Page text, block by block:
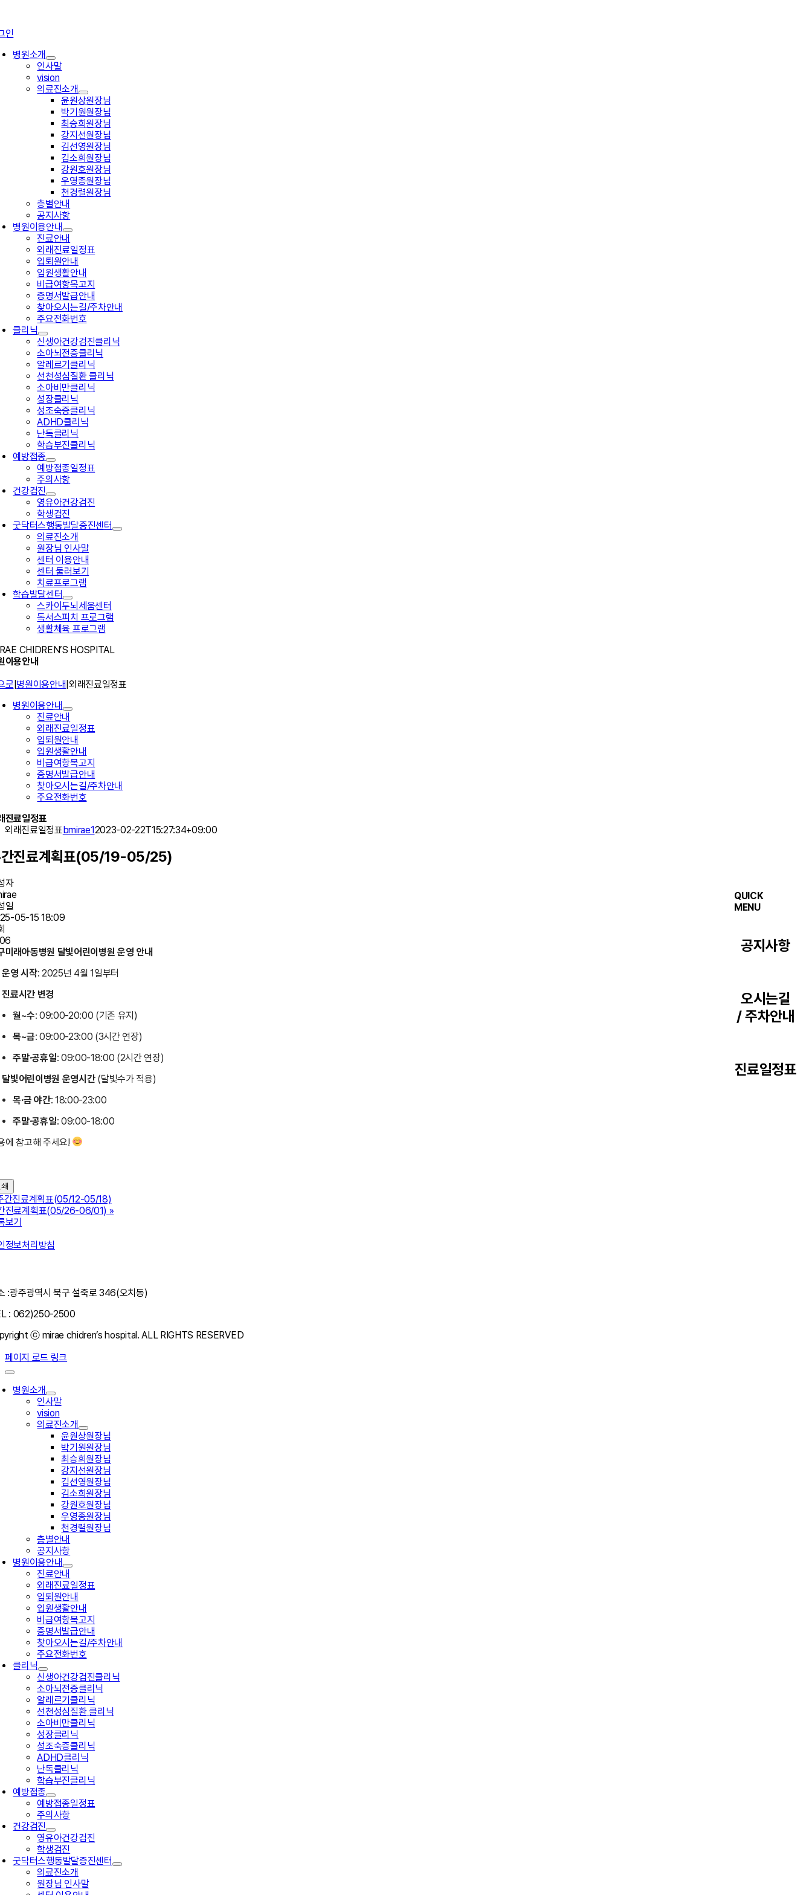
츠
건
인
병원소개
인사말
vision
의료진소개
윤원상원장님
박기원원장님
최승희원장님
강지선원장님
김선영원장님
김소희원장님
강원호원장님
우영종원장님
천경렬원장님
층별안내
공지사항
병원이용안내
진료안내
외래진료일정표
입퇴원안내
입원생활안내
비급여항목고지
증명서발급안내
찾아오시는길/주차안내
주요전화번호
클리닉
신생아건강검진클리닉
소아뇌전증클리닉
알레르기클리닉
선천성심질환 클리닉
소아비만클리닉
성장클리닉
성조숙증클리닉
ADHD클리닉
난독클리닉
학습부진클리닉
예방접종
예방접종일정표
주의사항
건강검진
영유아건강검진
학생검진
굿닥터스행동발달증진센터
의료진소개
원장님 인사말
센터 이용안내
센터 둘러보기
치료프로그램
학습발달센터
스카이두뇌세움센터
독서스피치 프로그램
생활체육 프로그램
QUICK
MENU
공지사항
오시는길
/ 주차안내
진료일정표
CHIDREN’S HOSPITAL
이용안내
로 병원이용안내 외래진료일정표
병원이용안내
진료안내
외래진료일정표
입퇴원안내
입원생활안내
비급여항목고지
증명서발급안내
찾아오시는길/주차안내
주요전화번호
진료일정표
외래진료일정표bmirae12023-02-22T15:27:34+09:00
진료계획표(05/19-05/25)
자
일
05-15 18:09
미래아동병원 달빛어린이병원 운영 안내
운영 시작: 2025년 4월 1일부터
진료시간 변경
월~수: 09:00-20:00 (기존 유지)
목~금: 09:00-23:00 (3시간 연장)
주말·공휴일: 09:00-18:00 (2시간 연장)
달빛어린이병원 운영시간(달빛수가 적용)
목·금 야간: 18:00-23:00
주말·공휴일: 09:00-18:00
에 참고해 주세요!
간진료계획표(05/12-05/18)
진료계획표(05/26-06/01) »
보기
정보처리방침
:광주광역시 북구 설죽로 346(오치동)
: 062)250-2500
ⓒ mirae chidren’s hospital. ALL RIGHTS RESERVED
페이지 로드 링크
병원소개
인사말
vision
의료진소개
윤원상원장님
박기원원장님
최승희원장님
강지선원장님
김선영원장님
김소희원장님
강원호원장님
우영종원장님
천경렬원장님
층별안내
공지사항
병원이용안내
진료안내
외래진료일정표
입퇴원안내
입원생활안내
비급여항목고지
증명서발급안내
찾아오시는길/주차안내
주요전화번호
클리닉
신생아건강검진클리닉
소아뇌전증클리닉
알레르기클리닉
선천성심질환 클리닉
소아비만클리닉
성장클리닉
성조숙증클리닉
ADHD클리닉
난독클리닉
학습부진클리닉
예방접종
예방접종일정표
주의사항
건강검진
영유아건강검진
학생검진
굿닥터스행동발달증진센터
의료진소개
원장님 인사말